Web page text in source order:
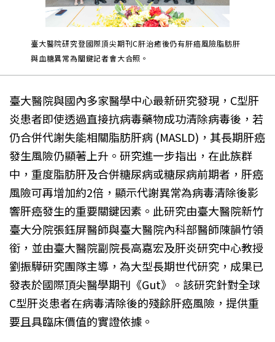
臺大醫院研究登國際頂尖期刊C肝治癒後仍有肝癌風險脂肪肝
與血糖異常為關鍵記者會大合照。
臺大醫院與國內多家醫學中心最新研究發現，C型肝
炎患者即使透過直接抗病毒藥物成功清除病毒後，若
仍合併代謝失能相關脂肪肝病 (MASLD)，其長期肝癌
發生風險仍顯著上升。研究進一步指出，在此族群
中，重度脂肪肝及合併糖尿病或糖尿病前期者，肝癌
風險可再增加約2倍，顯示代謝異常為病毒清除後影
響肝癌發生的重要關鍵因素。此研究由臺大醫院新竹
臺大分院張鈺屏醫師與臺大醫院內科部醫師陳韻竹領
銜，並由臺大醫院副院長高嘉宏及肝炎研究中心教授
劉振驊研究團隊主導，為大型長期世代研究，成果已
發表於國際頂尖醫學期刊《Gut》。該研究針對全球
C型肝炎患者在病毒清除後的殘餘肝癌風險，提供重
要且具臨床價值的實證依據。